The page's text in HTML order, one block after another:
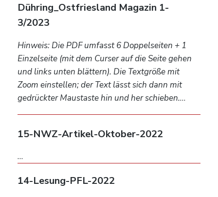
Dühring_Ostfriesland Magazin 1-
3/2023
Hinweis: Die PDF umfasst 6 Doppelseiten + 1
Einzelseite (mit dem Curser auf die Seite gehen
und links unten blättern). Die Textgröße mit
Zoom einstellen; der Text lässt sich dann mit
gedrückter Maustaste hin und her schieben.…
15-NWZ-Artikel-Oktober-2022
…
14-Lesung-PFL-2022